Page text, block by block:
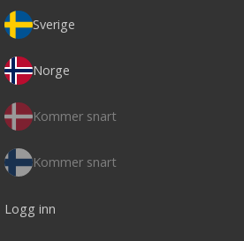
Sverige
Norge
Kommer snart
Kommer snart
Logg inn